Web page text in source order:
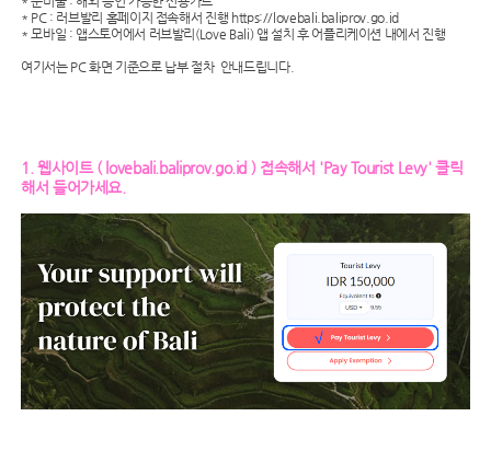
* PC : 러브발리 홈페이지 접속해서 진행 https://lovebali.baliprov.go.id
* 모바일 : 앱스토어에서 러브발리(Love Bali) 앱 설치 후 어플리케이션 내에서 진행
여기서는 PC 화면 기준으로 납부 절차 안내드립니다.
1. 웹사이트 ( lovebali.baliprov.go.id ) 접속해서 'Pay Tourist Levy' 클릭
해서 들어가세요.